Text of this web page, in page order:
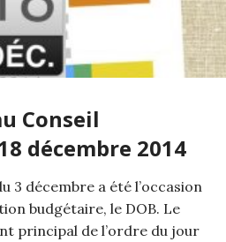
Conseil
décembre 2014
3 décembre a été l’occasion
budgétaire, le DOB. Le
principal de l’ordre du jour